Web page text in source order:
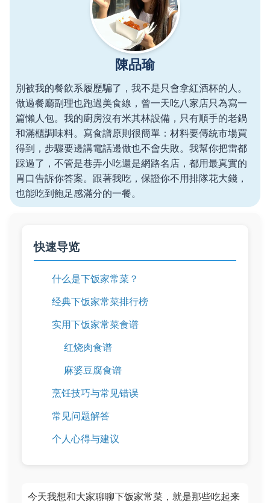
陳品瑜
別被我的餐飲系履歷騙了，我不是只會拿紅酒杯的人。
做過餐廳副理也跑過美食線，曾一天吃八家店只為寫一
篇懶人包。我的廚房沒有米其林設備，只有順手的老鍋
和滿櫃調味料。寫食譜原則很簡單：材料要傳統市場買
得到，步驟要邊講電話邊做也不會失敗。我幫你把雷都
踩過了，不管是巷弄小吃還是網路名店，都用最真實的
胃口告訴你答案。跟著我吃，保證你不用排隊花大錢，
也能吃到飽足感滿分的一餐。
快速导览
什么是下饭家常菜？
经典下饭家常菜排行榜
实用下饭家常菜食谱
红烧肉食谱
麻婆豆腐食谱
烹饪技巧与常见错误
常见问题解答
个人心得与建议
今天我想和大家聊聊下饭家常菜，就是那些吃起来